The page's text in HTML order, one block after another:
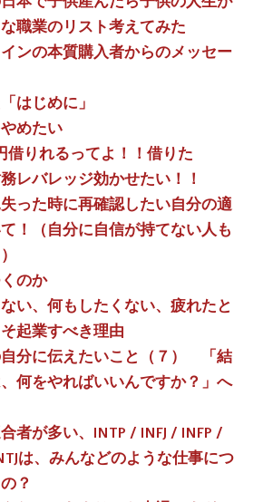
職業のリスト考えてみた
インの本質購入者からのメッセー
はじめに」
めたい
借りれるってよ！！借りた
レバレッジ効かせたい！！
った時に再確認したい自分の適
！（自分に自信が持てない人も
のか
い、何もしたくない、疲れたと
起業すべき理由
分に伝えたいこと（７） 「結
何をやればいいんですか？」へ
者が多い、INTP / INFJ / INFP /
は、みんなどのような仕事につ
？